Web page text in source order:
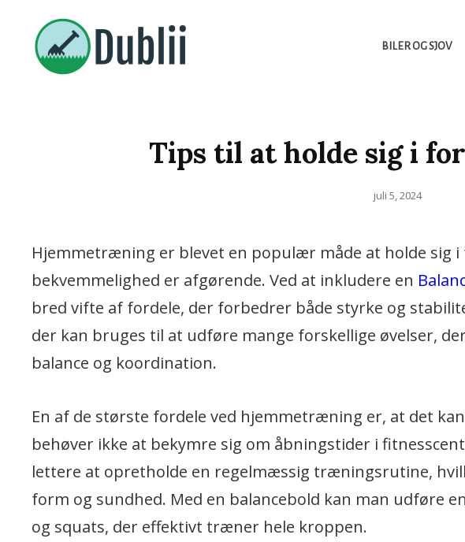
BILER OG SJOV
Tips til at holde sig i
Posted
juli 5, 2024
Hjemmetræning er blevet en populær måde at holde sig
bekvemmelighed er afgørende. Ved at inkludere en
bred vifte af fordele, der forbedrer både styrke og
der kan bruges til at udføre mange forskellige øvelser,
balance og koordination.
En af de største fordele ved hjemmetræning er, at det
behøver ikke at bekymre sig om åbningstider i
lettere at opretholde en regelmæssig træningsrutine,
form og sundhed. Med en balancebold kan man udføre
og squats, der effektivt træner hele kroppen.